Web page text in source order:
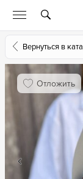
Вернуться в
Отложить